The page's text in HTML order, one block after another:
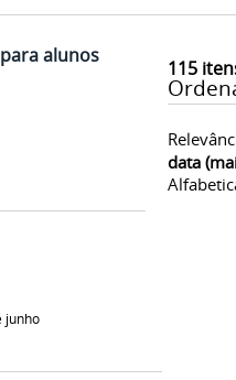
115
data
alunos
junho